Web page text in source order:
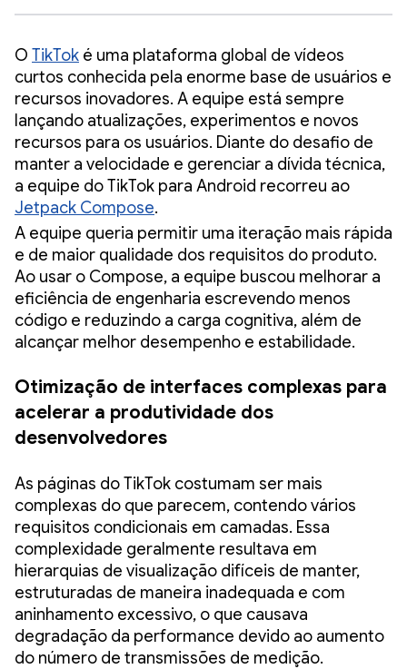
O TikTok é uma plataforma global de vídeos
curtos conhecida pela enorme base de usuários e
recursos inovadores. A equipe está sempre
lançando atualizações, experimentos e novos
recursos para os usuários. Diante do desafio de
manter a velocidade e gerenciar a dívida técnica,
a equipe do TikTok para Android recorreu ao
Jetpack Compose.
A equipe queria permitir uma iteração mais rápida
e de maior qualidade dos requisitos do produto.
Ao usar o Compose, a equipe buscou melhorar a
eficiência de engenharia escrevendo menos
código e reduzindo a carga cognitiva, além de
alcançar melhor desempenho e estabilidade.
Otimização de interfaces complexas para
acelerar a produtividade dos
desenvolvedores
As páginas do TikTok costumam ser mais
complexas do que parecem, contendo vários
requisitos condicionais em camadas. Essa
complexidade geralmente resultava em
hierarquias de visualização difíceis de manter,
estruturadas de maneira inadequada e com
aninhamento excessivo, o que causava
degradação da performance devido ao aumento
do número de transmissões de medição.